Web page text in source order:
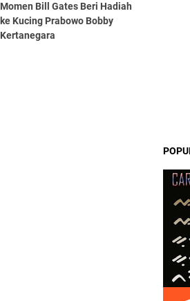
Momen Bill Gates Beri Hadiah
ke Kucing Prabowo Bobby
Kertanegara